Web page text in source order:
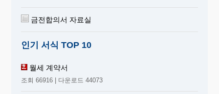
금전합의서 자료실
인기 서식 TOP 10
월세 계약서
조회 66916 | 다운로드 44073